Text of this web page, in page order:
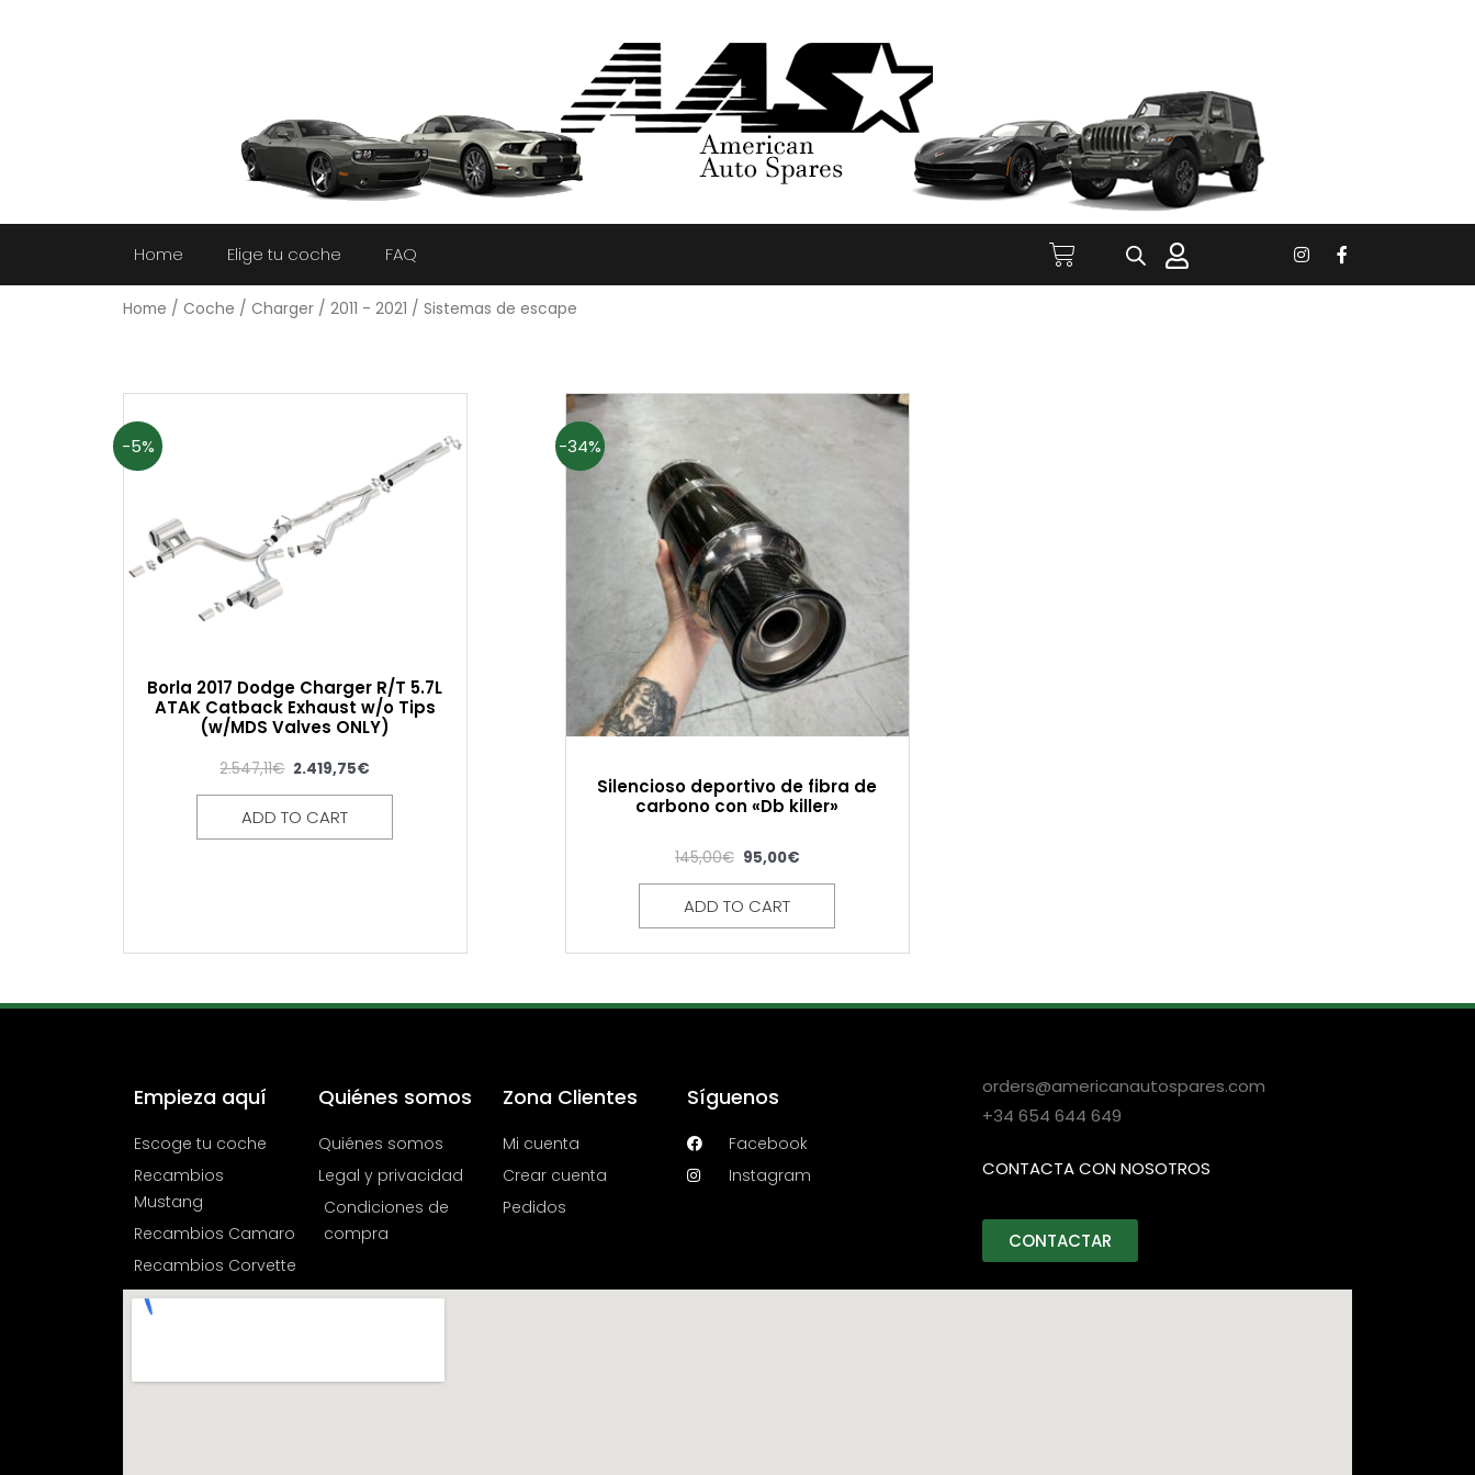
Home Elige tu coche FAQ
Home / Coche / Charger / 2011 - 2021 / Sistemas de escape
-5%
Borla 2017 Dodge Charger R/T 5.7L
ATAK Catback Exhaust w/o Tips
(w/MDS Valves ONLY)
2.547,11€ 2.419,75€
ADD TO CART
-34%
Silencioso deportivo de fibra de
carbono con «Db killer»
145,00€ 95,00€
ADD TO CART
Empieza aquí
Escoge tu coche
Recambios
Mustang
Recambios Camaro
Recambios Corvette
Quiénes somos
Quiénes somos
Legal y privacidad
Condiciones de
compra
Zona Clientes
Mi cuenta
Crear cuenta
Pedidos
Síguenos
Facebook
Instagram
orders@americanautospares.com
+34 654 644 649
CONTACTA CON NOSOTROS
CONTACTAR